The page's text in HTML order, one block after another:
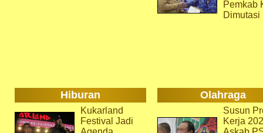
Pemkab
Dimutasi
Hiburan Olahraga
Kukarland
Festival Jadi
Susun
Kerja